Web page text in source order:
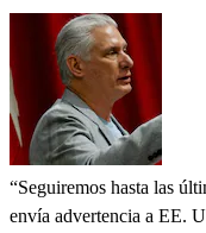
“Seguiremos hasta las
envía advertencia a EE.